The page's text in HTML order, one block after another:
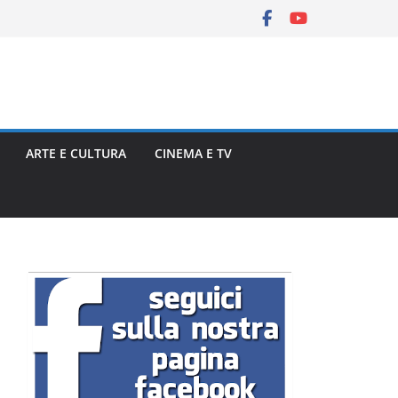
ARTE E CULTURA CINEMA E TV